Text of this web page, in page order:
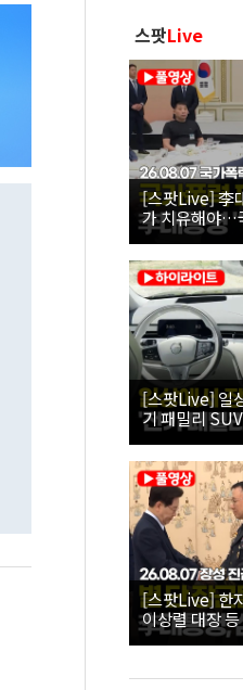
스팟Live
[스팟Live] 李
가 치유해야…
26.08.07 국가
[스팟Live] 일
기 패밀리
[스팟Live] 한
이상렬 대장
직접 수여｜